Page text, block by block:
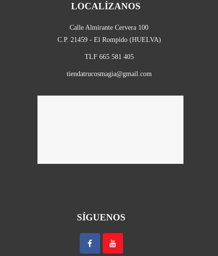
LOCALÍZANOS
Calle Almirante Cervera 100
C.P. 21459 - El Rompido (HUELVA)
TLF 665 581 405
tiendatrucosmagia@gmail.com
SÍGUENOS